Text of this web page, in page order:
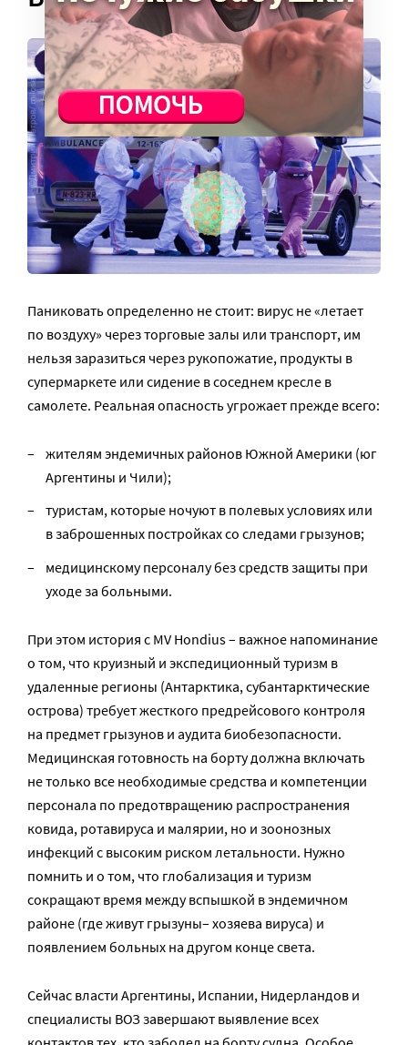
Паниковать определенно не стоит: вирус не «летает
по воздуху» через торговые залы или транспорт, им
нельзя заразиться через рукопожатие, продукты в
супермаркете или сидение в соседнем кресле в
самолете. Реальная опасность угрожает прежде всего:
жителям эндемичных районов Южной Америки (юг
Аргентины и Чили);
туристам, которые ночуют в полевых условиях или
в заброшенных постройках со следами грызунов;
медицинскому персоналу без средств защиты при
уходе за больными.
При этом история с MV Hondius – важное напоминание
о том, что круизный и экспедиционный туризм в
удаленные регионы (Антарктика, субантарктические
острова) требует жесткого предрейсового контроля
на предмет грызунов и аудита биобезопасности.
Медицинская готовность на борту должна включать
не только все необходимые средства и компетенции
персонала по предотвращению распространения
ковида, ротавируса и малярии, но и зоонозных
инфекций с высоким риском летальности. Нужно
помнить и о том, что глобализация и туризм
сокращают время между вспышкой в эндемичном
районе (где живут грызуны– хозяева вируса) и
появлением больных на другом конце света.
Сейчас власти Аргентины, Испании, Нидерландов и
специалисты ВОЗ завершают выявление всех